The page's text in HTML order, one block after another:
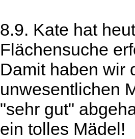
8.9. Kate hat
Flächensuche
Damit haben wir
unwesentlichen
"sehr gut"
ein tolles Mädel!